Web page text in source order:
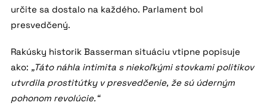
určite sa dostalo na každého. Parlament bol
presvedčený.
Rakúsky historik Basserman situáciu vtipne popisuje
ako: „Táto náhla intimita s niekoľkými stovkami politikov
utvrdila prostitútky v presvedčenie, že sú úderným
pohonom revolúcie.“